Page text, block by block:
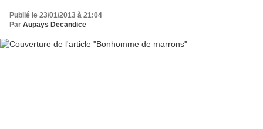
Publié le 23/01/2013 à 21:04
Par Aupays Decandice